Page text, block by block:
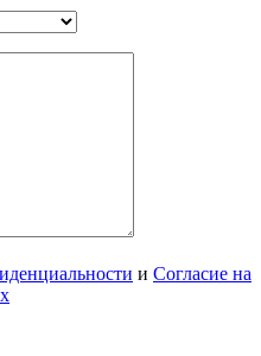
и Согласие на